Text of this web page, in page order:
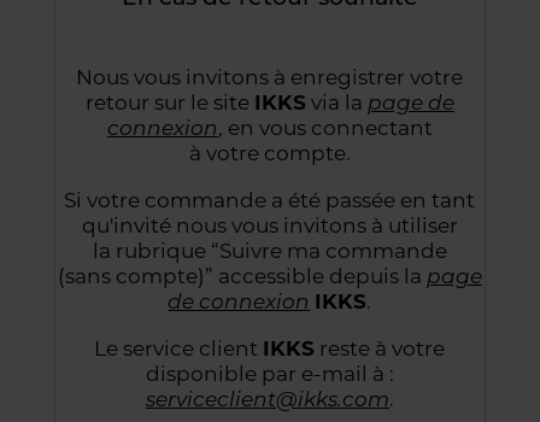
Nous vous invitons à enregistrer votre
retour sur le site IKKS via la page de
connexion, en vous connectant
à votre compte.
Si votre commande a été passée en tant
qu'invité nous vous invitons à utiliser
la rubrique “Suivre ma commande
(sans compte)” accessible depuis la page
de connexion IKKS.
Le service client IKKS reste à votre
disponible par e-mail à :
serviceclient@ikks.com.